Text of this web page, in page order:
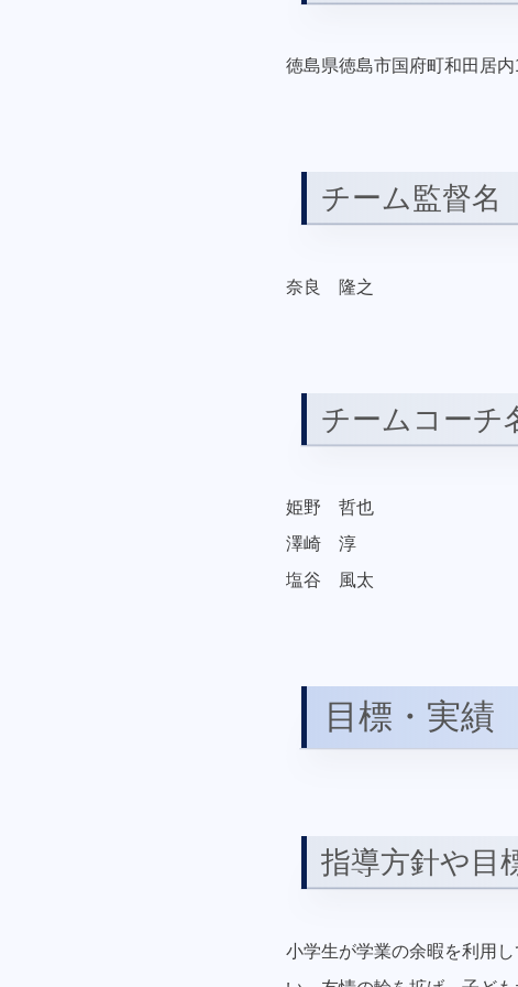
徳島県徳島市国府町和田居内
チーム監督名
奈良 隆之
チームコーチ
姫野 哲也
澤崎 淳
塩谷 風太
目標・実績
指導方針や目
小学生が学業の余暇を利用